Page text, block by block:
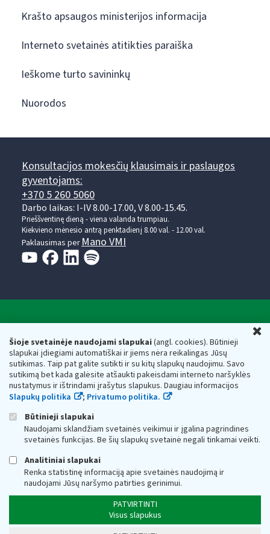
Šioje svetainėje naudojami slapukai(angl. cookies). Būtinieji
slapukai įdiegiami automatiškai ir jiems nėra reikalingas Jūsų
sutikimas. Taip pat galite sutikti ir su kitų slapukų naudojimu. Savo
sutikimą bet kada galėsite atšaukti pakeisdami interneto naršyklės
nustatymus ir ištrindami įrašytus slapukus. Daugiau informacijos
Slapukų politika
; Privatumo politika.
Būtinieji slapukai
Naudojami sklandžiam svetainės veikimui ir įgalina pagrindines
svetainės funkcijas. Be šių slapukų svetainė negali tinkamai veikti.
Analitiniai slapukai
Renka statistinę informaciją apie svetainės naudojimą ir
naudojami Jūsų naršymo patirties gerinimui.
PATVIRTINTI
Visus slapukus
Krašto apsaugos ministerijos informacija
Interneto svetainės atitikties paraiška
Ieškome turto savininkų
Nuorodos
Konsultacijos mokesčių klausimais ir paslaugos
gyventojams:
+370 5 260 5060
Darbo laikas: I-IV 8.00-17.00, V 8.00-15.45.
Prieššventinę dieną - viena valanda trumpiau.
Kiekvieno mėnesio antrą penktadienį 8.00 val. - 12.00 val.
Paklausimas per Mano VMI
Respublikos finansų ministerijos
Biudžetinė įstaiga. Juridinio asmens kodas — 188659752,
adresas: Vasario 16-osios g. 14, 01107 Vilnius, Lietuva, el.paštas:
vmi@vmi.lt, E. pristatymo dėžutės adresas 188659752
Duomenys apie Valstybinę mokesčių inspekciją prie Lietuvos
Respublikos finansų ministerijos kaupiami ir saugomi Juridinių